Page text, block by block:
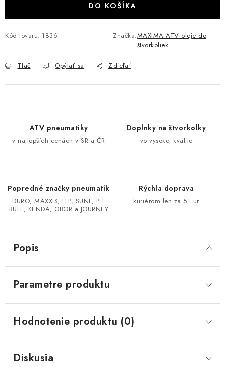
INÉ PRÍSLUŠENSTVO
SUZUKI KINGQUAD 700/750 LTA
CAN AM RENEGADE 570/650/800/1000
CF MOTO CFORCE X850/X1000
POLARIS SPORTSMAN RZR 1000
LINHAI 400/500/M550/650
TGB BLADE 600/1000 LT LTX
Všeobecné obchodné podmienky
DO KOŠÍKA
Kód tovaru: 1836 Značka:MAXIMA ATV oleje do
štvorkoliek
Tlač Opýtať sa Zdieľať
ATV pneumatiky
v najlepších cenách v SR a ČR
Doplnky na štvorkolky
vo vysokej kvalite
Popredné značky pneumatík
DURO, MAXXIS, ITP, SUNF, PIT
BULL, KENDA, OBOR a JOURNEY
Rýchla doprava
kuriérom len za 5 Eur
Popis
Parametre produktu
Hodnotenie produktu (0)
Diskusia